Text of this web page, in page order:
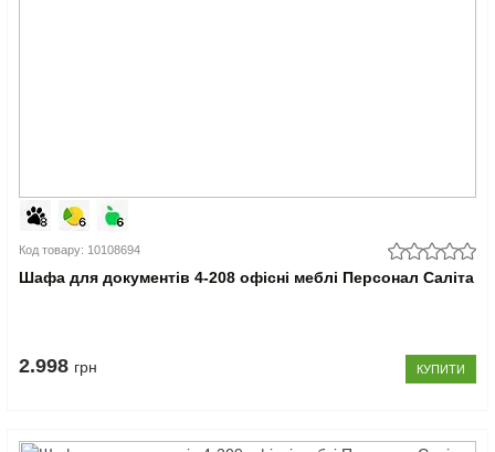
Код товару: 10108694
Шафа для документів 4-208 офісні меблі Персонал Саліта
2.998 грн КУПИТИ